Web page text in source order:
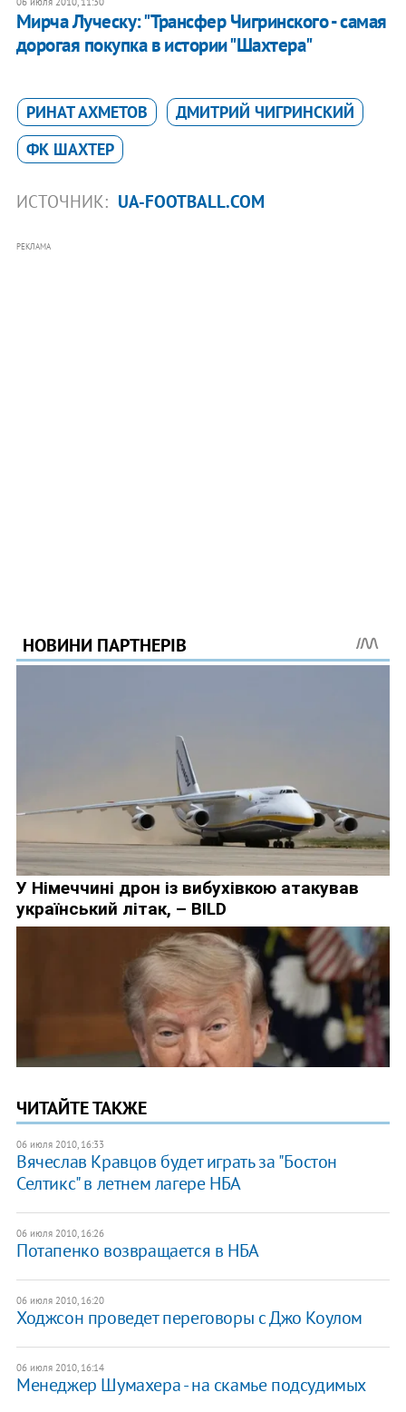
Мирча Луческу: "Трансфер Чигринского - самая
дорогая покупка в истории "Шахтера"
РИНАТ АХМЕТОВ
ДМИТРИЙ ЧИГРИНСКИЙ
ФК ШАХТЕР
ИСТОЧНИК: UA-FOOTBALL.COM
РЕКЛАМА
ЧИТАЙТЕ ТАКЖЕ
06 июля 2010, 16:33
Вячеслав Кравцов будет играть за "Бостон
Селтикс" в летнем лагере НБА
06 июля 2010, 16:26
Потапенко возвращается в НБА
06 июля 2010, 16:20
Ходжсон проведет переговоры с Джо Коулом
06 июля 2010, 16:14
Менеджер Шумахера - на скамье подсудимых